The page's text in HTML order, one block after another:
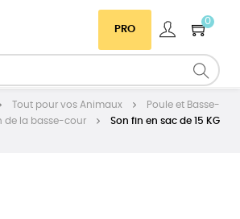
PRO
0
Tout pour vos Animaux
Poule et Basse-
de la basse-cour
Son fin en sac de 15 KG